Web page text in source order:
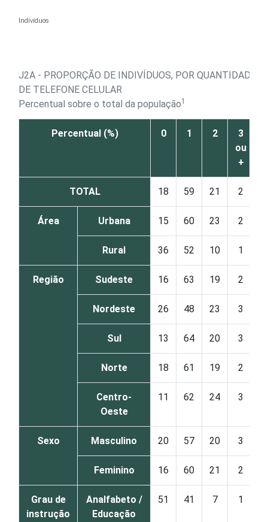
Indivíduos
J2A - PROPORÇÃO DE INDIVÍDUOS, POR QUANTIDADE
DE TELEFONE CELULAR
Percentual sobre o total da população1
Percentual (%) 0 1 2
3
ou
+
TOTAL 18 59 21 2
Área Urbana 15 60 23 2
Rural 36 52 10 1
Região Sudeste 16 63 19 2
Nordeste 26 48 23 3
Sul 13 64 20 3
Norte 18 61 19 2
Centro-
Oeste
11 62 24 3
Sexo Masculino 20 57 20 3
Feminino 16 60 21 2
Grau de
instrução
Analfabeto /
Educação
51 41 7 1